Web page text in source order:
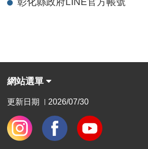
網站選單
更新日期 2026/07/30